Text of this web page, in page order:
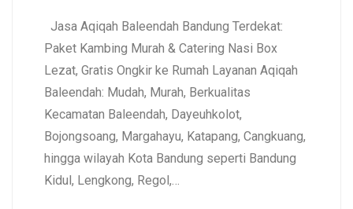
Jasa Aqiqah Baleendah Bandung Terdekat:
Paket Kambing Murah & Catering Nasi Box
Lezat, Gratis Ongkir ke Rumah Layanan Aqiqah
Baleendah: Mudah, Murah, Berkualitas
Kecamatan Baleendah, Dayeuhkolot,
Bojongsoang, Margahayu, Katapang, Cangkuang,
hingga wilayah Kota Bandung seperti Bandung
Kidul, Lengkong, Regol,…